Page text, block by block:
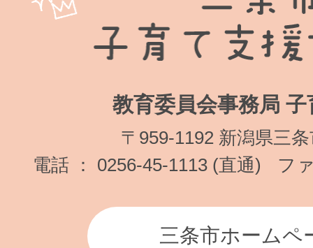
教育委員会事務局
〒959-1192 新潟県三
電話 ： 0256-45-1113 (直通)
フ
三条市ホームペ